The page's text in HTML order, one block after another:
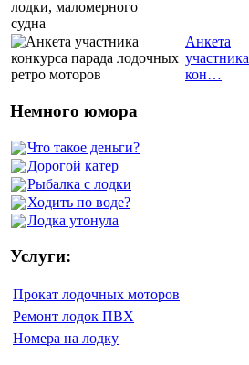
Анкета
участника
кон…
Немного юмора
Что такое деньги?
Дорогой катер
Рыбалка с лодки
Ходить по воде?
Лодка утонула
Услуги:
Прокат лодочных моторов
Ремонт лодок ПВХ
Номера на лодку